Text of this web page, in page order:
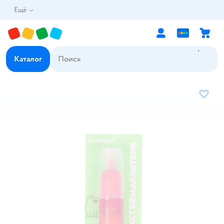
Ещё
Каталог
В